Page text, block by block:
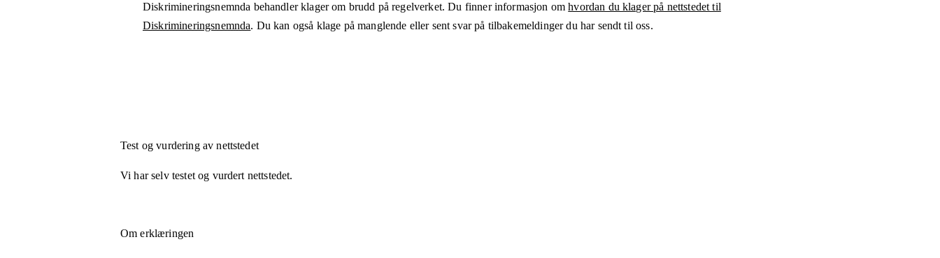
Diskrimineringsnemnda behandler klager om brudd på regelverket. Du finner informasjon omhvordan du klager på nettstedet til
Diskrimineringsnemnda. Du kan også klage på manglende eller sent svar på tilbakemeldinger du har sendt til oss.
Test og vurdering av nettstedet
Vi har selv testet og vurdert nettstedet.
Om erklæringen